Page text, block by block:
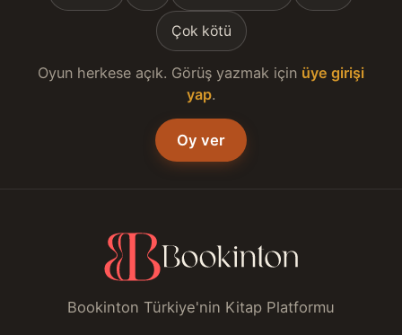
Çok kötü
Oyun herkese açık. Görüş yazmak için üye girişi
yap.
Oy ver
Bookinton Türkiye'nin Kitap Platformu